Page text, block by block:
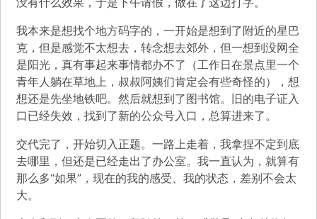
我本来是想找个地方码字的，一开始是想到了附近的星巴
克，但是感觉不太想去，转念想去郊外，但一想到没网全
是阳光，真有事起来事情都办不了（工作日在景点里一个
青年人躺在草地上，叔叔阿姨们肯定会有些奇怪的），想
想还是先坐地铁吧。然后就想到了图书馆。旧的电子证入
口已经失效，找到了新的公众号入口，总算进来了。
交代完了，开始切入正题。一路上走着，我拿捏不定到底
去哪里，但还是已经走出了办公室。我一直认为，就算有
那么多“如果”，现在的我的感受、我的状态，差别不会太
大。